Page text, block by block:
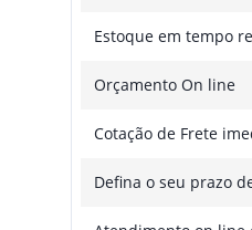
Estoque em tempo
Orçamento On line
Cotação de Frete
Defina o seu prazo